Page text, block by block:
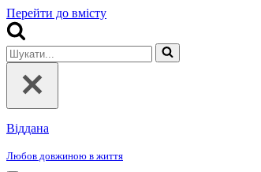
Перейти до вмісту
Шукати...
Віддана
Любов довжиною в життя